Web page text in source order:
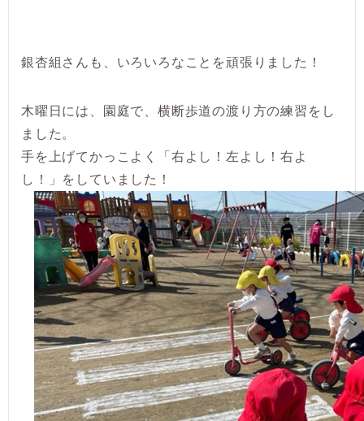
銀杏組さんも、いろいろなことを頑張りました！
木曜日には、園庭で、横断歩道の渡り方の練習をし
ました。
手を上げてかっこよく「右よし！左よし！右よ
し！」をしていました！